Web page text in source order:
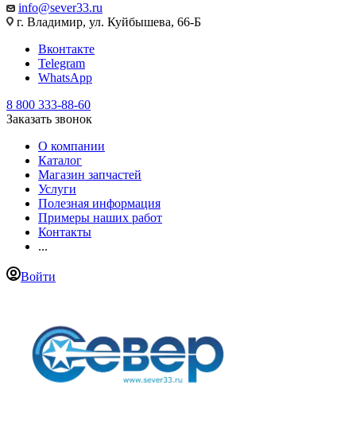
info@sever33.ru
г. Владимир, ул. Куйбышева, 66-Б
Вконтакте
Telegram
WhatsApp
8 800 333-88-60
Заказать звонок
О компании
Каталог
Магазин запчастей
Услуги
Полезная информация
Примеры наших работ
Контакты
...
Войти